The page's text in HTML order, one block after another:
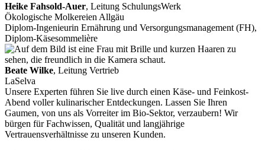
Heike Fahsold-Auer, Leitung SchulungsWerk
Ökologische Molkereien Allgäu
Diplom-Ingenieurin Ernährung und Versorgungsmanagement (FH),
Diplom-Käsesommelière
Beate Wilke, Leitung Vertrieb
LaSelva
Unsere Experten führen Sie live durch einen Käse- und Feinkost-
Abend voller kulinarischer Entdeckungen. Lassen Sie Ihren
Gaumen, von uns als Vorreiter im Bio-Sektor, verzaubern! Wir
bürgen für Fachwissen, Qualität und langjährige
Vertrauensverhältnisse zu unseren Kunden.